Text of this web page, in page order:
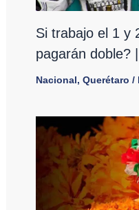
Si trabajo el 1 y
pagarán doble?
Nacional, Querétaro /